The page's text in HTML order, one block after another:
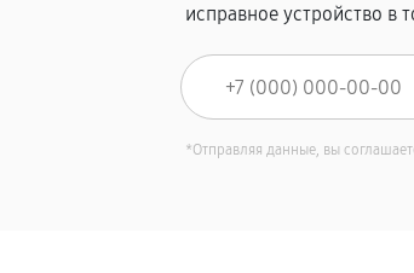
исправное устройство в
*Отправляя данные, вы